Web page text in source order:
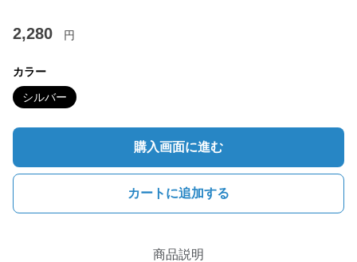
2,280 円
カラー
シルバー
購入画面に進む
カートに追加する
商品説明